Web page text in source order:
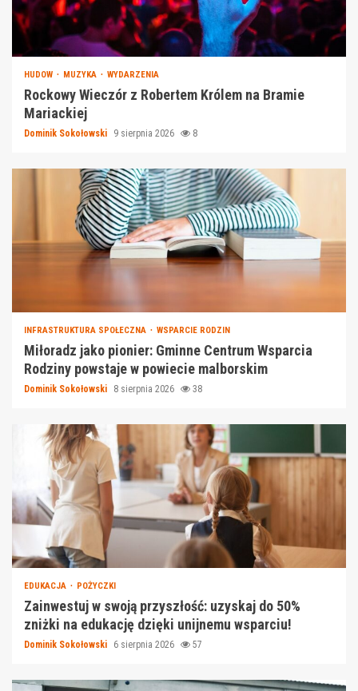
HUDOW MUZYKA WYDARZENIA
Rockowy Wieczór z Robertem Królem na Bramie
Mariackiej
Dominik Sokołowski 9 sierpnia 2026 8
INFRASTRUKTURA SPOŁECZNA WSPARCIE RODZIN
Miłoradz jako pionier: Gminne Centrum Wsparcia
Rodziny powstaje w powiecie malborskim
Dominik Sokołowski 8 sierpnia 2026 38
EDUKACJA POŻYCZKI
Zainwestuj w swoją przyszłość: uzyskaj do 50%
zniżki na edukację dzięki unijnemu wsparciu!
Dominik Sokołowski 6 sierpnia 2026 57